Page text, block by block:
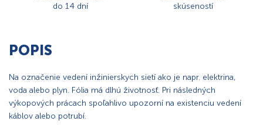
do 14 dní
skúseností
POPIS
Na označenie vedení inžinierskych sietí ako je napr. elektrina,
voda alebo plyn. Fólia má dlhú životnosť. Pri následných
výkopových prácach spoľahlivo upozorní na existenciu vedení
káblov alebo potrubí.